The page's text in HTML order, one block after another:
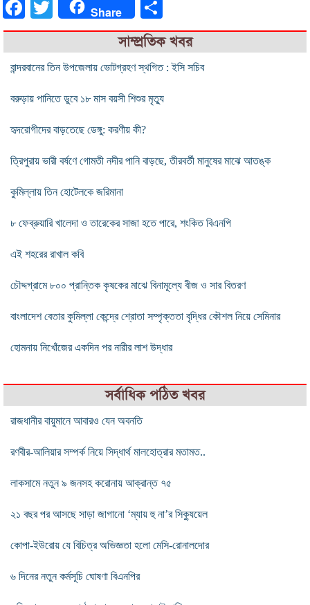
FacebookTwitter Share
সাম্প্রতিক খবর
বান্দরবানের তিন উপজেলায় ভোটগ্রহণ স্থগিত : ইসি সচিব
বরুড়ায় পানিতে ডুবে ১৮ মাস বয়সী শিশুর মৃত্যু
হৃদরোগীদের বাড়তেছে ডেঙ্গু: করণীয় কী?
ত্রিপুরায় ভারী বর্ষণে গোমতী নদীর পানি বাড়ছে, তীরবর্তী মানুষের মাঝে আতঙ্ক
কুমিল্লায় তিন হোটেলকে জরিমানা
৮ ফেব্রুয়ারি খালেদা ও তারেকের সাজা হতে পারে, শংকিত বিএনপি
এই শহরের রাখাল কবি
চৌদ্দগ্রামে ৮০০ প্রান্তিক কৃষকের মাঝে বিনামূল্যে বীজ ও সার বিতরণ
বাংলাদেশ বেতার কুমিল্লা কেন্দ্রে শ্রোতা সম্পৃক্ততা বৃদ্ধির কৌশল নিয়ে সেমিনার
হোমনায় নিখোঁজের একদিন পর নারীর লাশ উদ্ধার
সর্বাধিক পঠিত খবর
রাজধানীর বায়ুমানে আবারও যেন অবনতি
রণবীর-আলিয়ার সম্পর্ক নিয়ে সিদ্ধার্থ মালহোত্রার মতামত..
লাকসামে নতুন ৯ জনসহ করোনায় আক্রান্ত ৭৫
২১ বছর পর আসছে সাড়া জাগানো ‘ম্যায় হু না’র সিক্যুয়েল
কোপা-ইউরোয় যে বিচিত্র অভিজ্ঞতা হলো মেসি-রোনালদোর
৬ দিনের নতুন কর্মসূচি ঘোষণা বিএনপির